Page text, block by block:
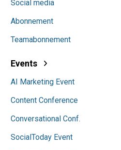
Social media
Abonnement
Teamabonnement
Events
AI Marketing Event
Content Conference
Conversational Conf.
SocialToday Event